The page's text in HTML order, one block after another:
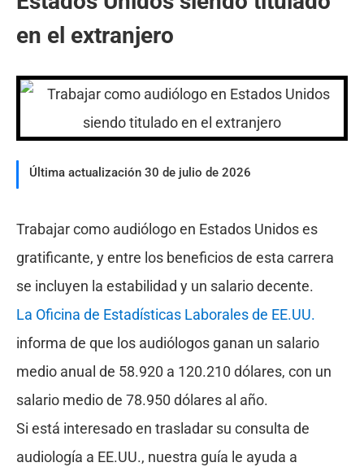
en el extranjero
Última actualización 30 de julio de 2026
Trabajar como audiólogo en Estados Unidos es
gratificante, y entre los beneficios de esta carrera
se incluyen la estabilidad y un salario decente.
La Oficina de Estadísticas Laborales de EE.UU.
informa de que los audiólogos ganan un salario
medio anual de 58.920 a 120.210 dólares, con un
salario medio de 78.950 dólares al año.
Si está interesado en trasladar su consulta de
audiología a EE.UU., nuestra guía le ayuda a